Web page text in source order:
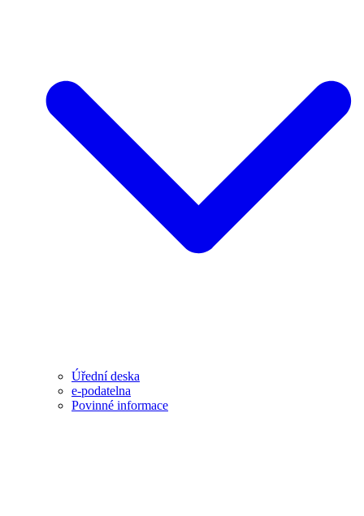
Úřední deska
e-podatelna
Povinné informace